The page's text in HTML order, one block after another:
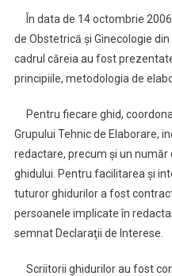
În data de 14 octombrie
de Obstetrică şi Ginecologie
cadrul căreia au fost
principiile, metodologia de
Pentru fiecare ghid,
Grupului Tehnic de Elaborare,
redactare, precum şi un
ghidului. Pentru facilitarea şi
tuturor ghidurilor a fost
persoanele implicate în
semnat Declaraţii de Interese.
Scriitorii ghidurilor au fost